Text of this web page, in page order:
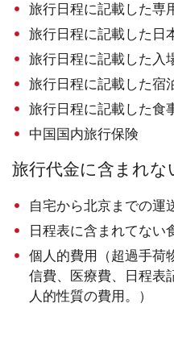
旅行日程に記載した専
旅行日程に記載した日
旅行日程に記載した入
旅行日程に記載した宿
旅行日程に記載した食
中国国内旅行保険
旅行代金に含まれな
自宅から北京までの運
日程表に含まれてない
個人的費用（超過手荷
信費、医療費、日程表
人的性質の費用。）